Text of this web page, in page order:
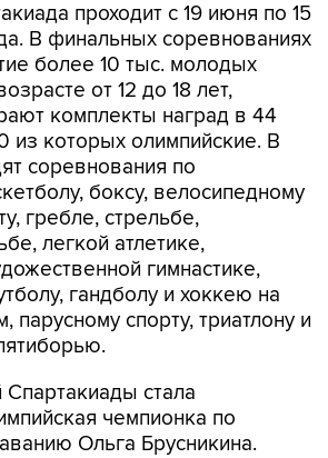
проходит с 19 июня по 15
В финальных соревнованиях
более 10 тыс. молодых
от 12 до 18 лет,
комплекты наград в 44
из которых олимпийские. В
соревнования по
боксу, велосипедному
гребле, стрельбе,
легкой атлетике,
гимнастике,
гандболу и хоккею на
парусному спорту, триатлону и
стала
чемпионка по
Ольга Брусникина.